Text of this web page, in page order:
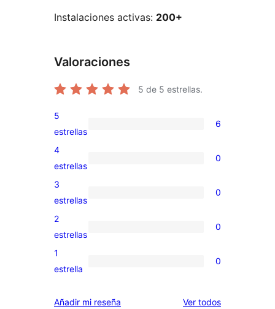
Instalaciones activas: 200+
Valoraciones
5 de 5 estrellas.
6
valoraciones
de
5
estrellas
6
0
valoraciones
de
4
estrellas
0
0
valoraciones
de
3
estrellas
0
0
valoraciones
de
estrellas
2
estrellas
0
0
de
1
estrella
0
Añadir mi reseña Ver todoslos